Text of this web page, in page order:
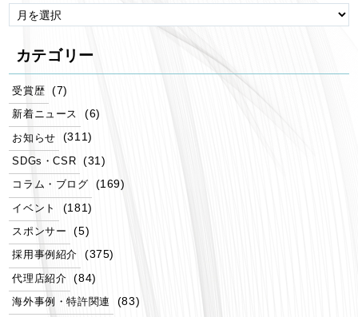
カテゴリー
受賞歴 (7)
新着ニュース (6)
お知らせ (311)
SDGs・CSR (31)
コラム・ブログ (169)
イベント (181)
スポンサー (5)
採用事例紹介 (375)
代理店紹介 (84)
海外事例・特許関連 (83)